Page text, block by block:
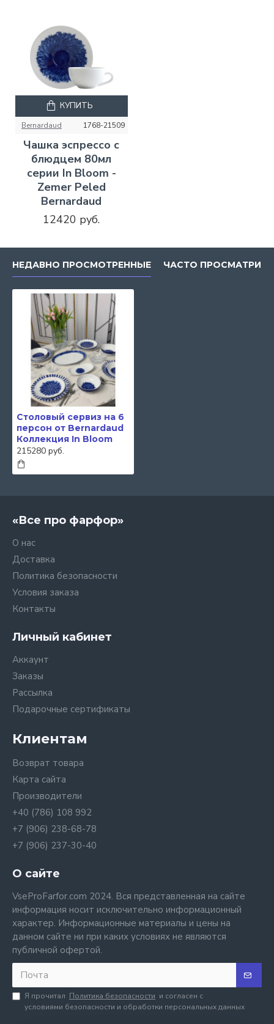
Bernardaud 1768-21509
Чашка эспрессо с
блюдцем 80мл
серии In Bloom -
Zemer Peled
Bernardaud
12420 руб.
КУПИТЬ
НЕДАВНО ПРОСМОТРЕННЫЕ ЧАСТО
Столовый сервиз на 6
персон от Bernardaud
Коллекция In Bloom
215280 руб.
«Все про фарфор»
О нас
Доставка
Политика безопасности
Условия заказа
Контакты
Личный кабинет
Аккаунт
Заказы
Рассылка
Подарочные сертификаты
Клиентам
Возврат товара
Карта сайта
Производители
+40 (786) 108 992
+7 (906) 238-68-78
+7 (906) 237-30-40
О сайте
VseProFarfor.com 2024. Вся представленная на сайте
информация носит исключительно информационный
характер. Информационные материалы и цены на
данном сайте ни при каких условиях не являются
публичной офертой.
Я прочитал Политика безопасности и согласен с
условиями безопасности и обработки персональных данных